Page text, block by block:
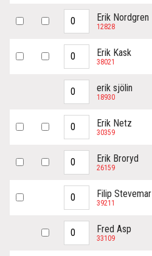
Erik Nordgren
12828
Erik Kask
38021
erik sjölin
18930
Erik Netz
30359
Erik Broryd
26159
Filip Stevemar
39211
Fred Asp
33109